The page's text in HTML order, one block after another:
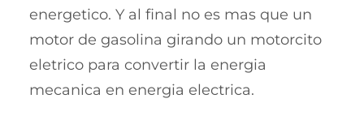
energetico. Y al final no es mas que un
motor de gasolina girando un motorcito
eletrico para convertir la energia
mecanica en energia electrica.